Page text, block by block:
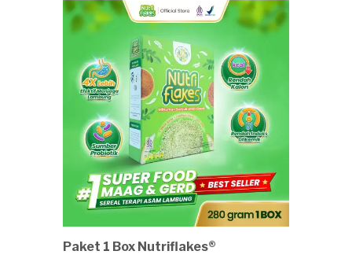
Paket 1 Box Nutriflakes®